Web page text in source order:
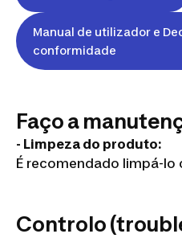
Manual de utilizador e
conformidade
Faço a
- Limpeza do produto:
É recomendado limpá-
Controlo